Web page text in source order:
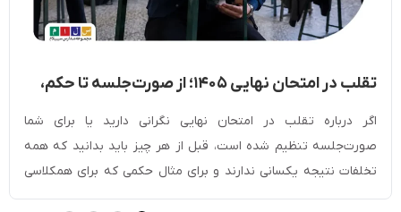
تقلب در امتحان نهایی ۱۴۰۵؛ از صورت‌جلسه تا حکم،
مجازات و دفاعیه
اگر درباره تقلب در امتحان نهایی نگرانی دارید یا برای شما
صورت‌جلسه تنظیم شده است، قبل از هر چیز باید بدانید که همه
تخلفات نتیجه یکسانی ندارند و برای مثال حکمی که برای همکلاسی
دیگرتان داده شده، ممکن است با حکم شما متفاوت باشد. نوع رفتار،